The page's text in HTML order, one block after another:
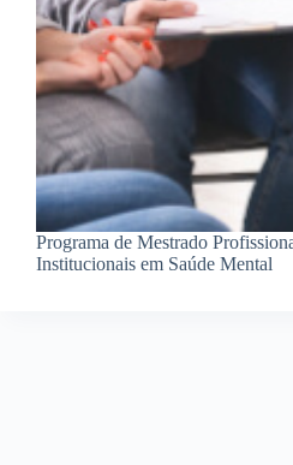
Programa de Mestrado
Institucionais em Saúde Mental